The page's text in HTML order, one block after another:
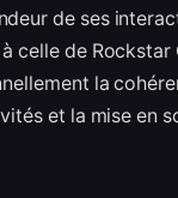
de ses
celle de Rockstar
la
et la mise en